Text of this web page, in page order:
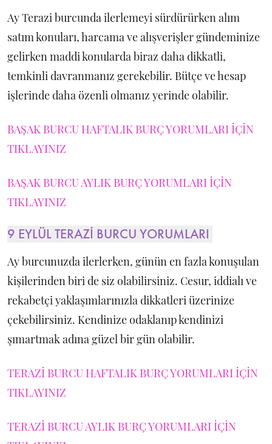
Ay Terazi burcunda ilerlemeyi sürdürürken alım
satım konuları, harcama ve alışverişler gündeminize
gelirken maddi konularda biraz daha dikkatli,
temkinli davranmanız gerekebilir. Bütçe ve hesap
işlerinde daha özenli olmanız yerinde olabilir.
BAŞAK BURCU HAFTALIK BURÇ YORUMLARI İÇİN
TIKLAYINIZ
BAŞAK BURCU AYLIK BURÇ YORUMLARI İÇİN
TIKLAYINIZ
9 EYLÜL TERAZİ BURCU YORUMLARI
Ay burcunuzda ilerlerken, günün en fazla konuşulan
kişilerinden biri de siz olabilirsiniz. Cesur, iddialı ve
rekabetçi yaklaşımlarınızla dikkatleri üzerinize
çekebilirsiniz. Kendinize odaklanıp kendinizi
şımartmak adına güzel bir gün olabilir.
TERAZİ BURCU HAFTALIK BURÇ YORUMLARI İÇİN
TIKLAYINIZ
TERAZİ BURCU AYLIK BURÇ YORUMLARI İÇİN